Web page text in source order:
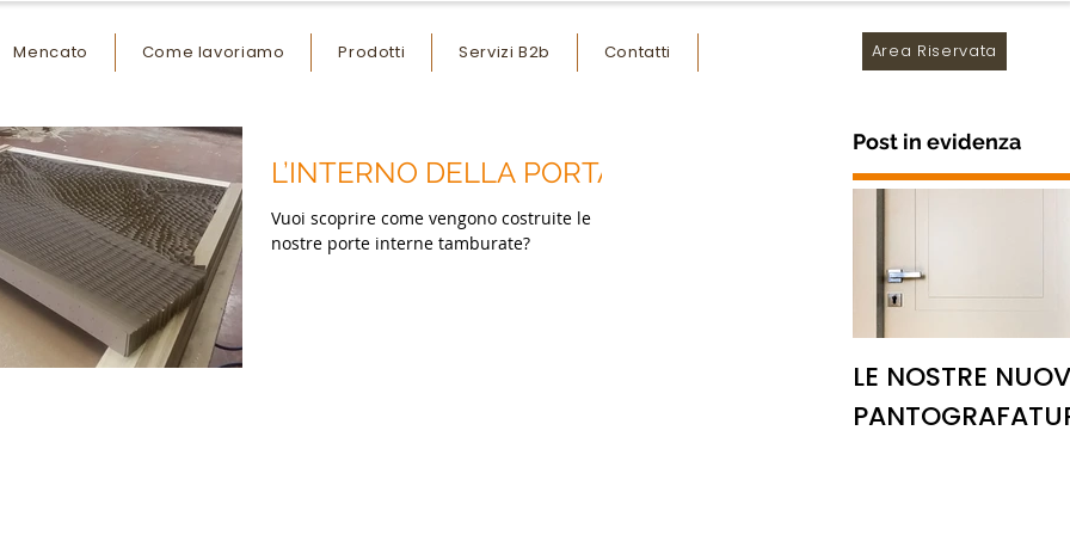
Mencato Come lavoriamo Prodotti Servizi B2b Contatti Area Riservata
L’INTERNO DELLA PORTA
Vuoi scoprire come vengono costruite le
nostre porte interne tamburate?
Post in evidenza
LE NOSTRE